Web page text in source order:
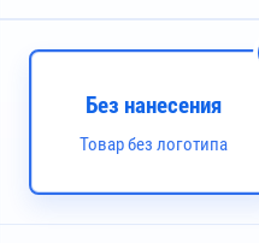
Без нанесения
Товар без логотипа